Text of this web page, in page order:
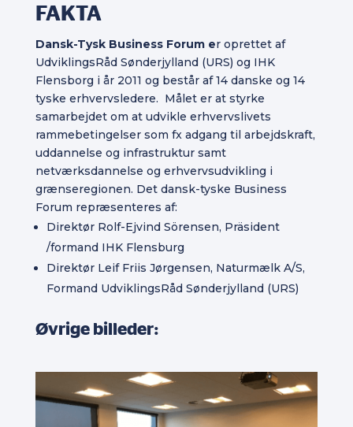
FAKTA
Dansk-Tysk Business Forum er oprettet af
UdviklingsRåd Sønderjylland (URS) og IHK
Flensborg i år 2011 og består af 14 danske og 14
tyske erhvervsledere. Målet er at styrke
samarbejdet om at udvikle erhvervslivets
rammebetingelser som fx adgang til arbejdskraft,
uddannelse og infrastruktur samt
netværksdannelse og erhvervsudvikling i
grænseregionen. Det dansk-tyske Business
Forum repræsenteres af:
Direktør Rolf-Ejvind Sörensen, Präsident
/formand IHK Flensburg
Direktør Leif Friis Jørgensen, Naturmælk A/S,
Formand UdviklingsRåd Sønderjylland (URS)
Øvrige billeder: